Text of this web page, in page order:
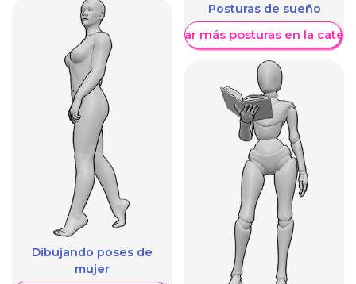
Dibujando poses de
mujer
Posturas de sueño
Mostrar más posturas en la